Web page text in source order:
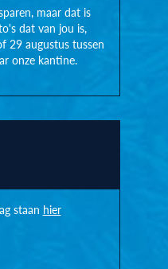
maar dat is
dat van jou is,
29 augustus tussen
onze kantine.
staan hier